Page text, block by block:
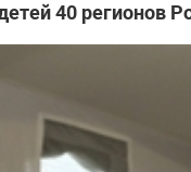
40 регионов